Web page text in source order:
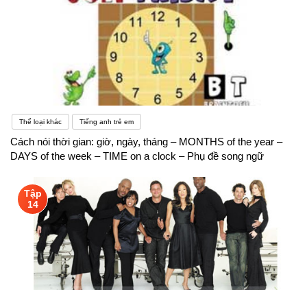
Thể loại khác Tiếng anh trẻ em
Cách nói thời gian: giờ, ngày, tháng – MONTHS of the year –
DAYS of the week – TIME on a clock – Phụ đề song ngữ
Tập
14